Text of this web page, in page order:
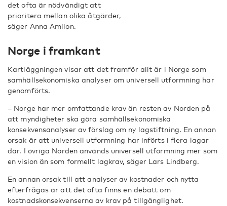
det ofta är nödvändigt att
prioritera mellan olika åtgärder,
säger Anna Amilon.
Norge i framkant
Kartläggningen visar att det framför allt är i Norge som
samhällsekonomiska analyser om universell utformning har
genomförts.
– Norge har mer omfattande krav än resten av Norden på
att myndigheter ska göra samhällsekonomiska
konsekvensanalyser av förslag om ny lagstiftning. En annan
orsak är att universell utformning har införts i flera lagar
där. I övriga Norden används universell utformning mer som
en vision än som formellt lagkrav, säger Lars Lindberg.
En annan orsak till att analyser av kostnader och nytta
efterfrågas är att det ofta finns en debatt om
kostnadskonsekvenserna av krav på tillgänglighet.